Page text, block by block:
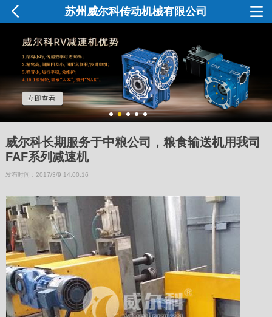
苏州威尔科传动机械有限公司
威尔科长期服务于中粮公司，粮食输送机用我司
FAF系列减速机
发布时间：2017/3/9 14:00:16